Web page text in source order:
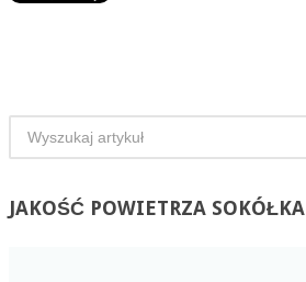
JAKOŚĆPOWIETRZA SOKÓŁKA